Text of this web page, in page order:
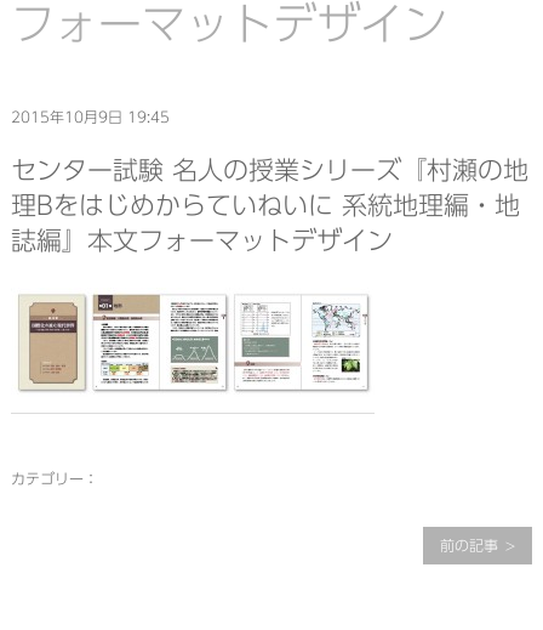
フォーマットデザイン
2015年10月9日 19:45
センター試験 名人の授業シリーズ『村瀬の地
理Bをはじめからていねいに 系統地理編・地
誌編』本文フォーマットデザイン
カテゴリー：
前の記事